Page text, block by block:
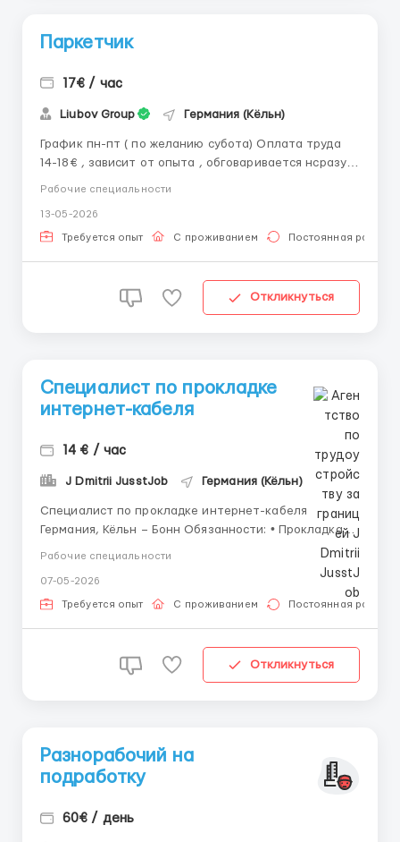
Паркетчик
17€ / час
Liubov Group Германия (Кёльн)
График пн-пт ( по желанию субота) Оплата труда
14-18€ , зависит от опыта , обговаривается нсразу
польскую компанию, просроченная польская виза/
печати на польской границе/pesel ukr для
Рабочие специальности
13-05-2026
Требуется опыт С проживанием Постоянная работа
Откликнуться
Специалист по прокладке
интернет-кабеля
14 € / час
J Dmitrii JusstJob Германия (Кёльн)
Специалист по прокладке интернет-кабеля
Германия, Кёльн – Бонн Обязанности: • Прокладка
интернет-кабеля в траншеях, кабельных каналах и
специальных трубах • Подключение и закрепление
кабеля • Работа с оборудованием для подачи кабеля
в труднодоступные места («пуск ра...
Рабочие специальности
07-05-2026
Требуется опыт С проживанием Постоянная работа
Откликнуться
Разнорабочий на
подработку
60€ / день